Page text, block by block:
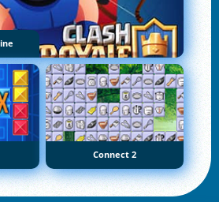
Connect 2